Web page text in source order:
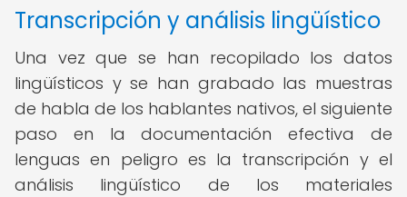
Transcripción y análisis lingüístico
Una vez que se han recopilado los datos
lingüísticos y se han grabado las muestras
de habla de los hablantes nativos, el siguiente
paso en la documentación efectiva de
lenguas en peligro es la transcripción y el
análisis lingüístico de los materiales